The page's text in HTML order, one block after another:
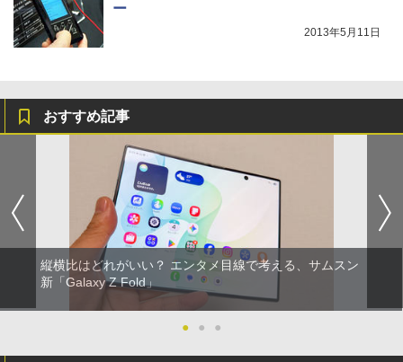
ー
2013年5月11日
おすすめ記事
縦横比はどれがいい？ エンタメ目線で考える、サムスン
新「Galaxy Z Fold」
● ● ●